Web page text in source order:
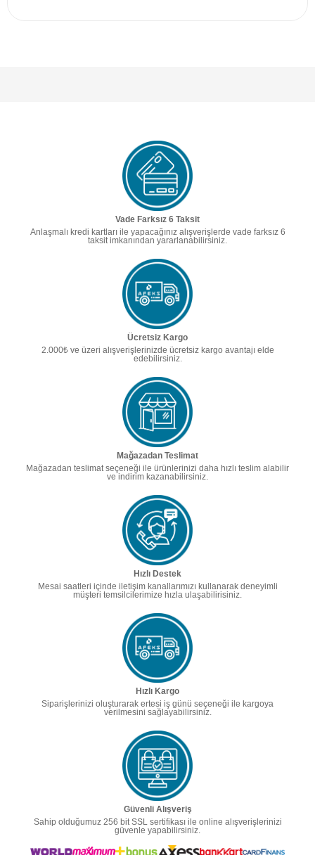
Vade Farksız 6 Taksit
Anlaşmalı kredi kartları ile yapacağınız alışverişlerde vade farksız 6
taksit imkanından yararlanabilirsiniz.
Ücretsiz Kargo
2.000₺ ve üzeri alışverişlerinizde ücretsiz kargo avantajı elde
edebilirsiniz.
Mağazadan Teslimat
Mağazadan teslimat seçeneği ile ürünlerinizi daha hızlı teslim alabilir
ve indirim kazanabilirsiniz.
Hızlı Destek
Mesai saatleri içinde iletişim kanallarımızı kullanarak deneyimli
müşteri temsilcilerimize hızla ulaşabilirisiniz.
Hızlı Kargo
Siparişlerinizi oluşturarak ertesi iş günü seçeneği ile kargoya
verilmesini sağlayabilirsiniz.
Güvenli Alışveriş
Sahip olduğumuz 256 bit SSL sertifikası ile online alışverişlerinizi
güvenle yapabilirsiniz.